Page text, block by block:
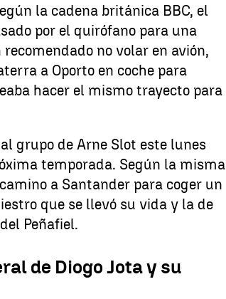
la cadena británica BBC, el
por el quirófano para una
no volar en avión,
a Oporto en coche para
hacer el mismo trayecto para
grupo de Arne Slot este lunes
temporada. Según la misma
a Santander para coger un
que se llevó su vida y la de
Peñafiel.
de Diogo Jota y su